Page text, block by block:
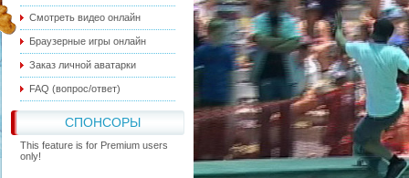
Смотреть видео онлайн
Браузерные игры онлайн
Заказ личной аватарки
FAQ (вопрос/ответ)
СПОНСОРЫ
This feature is for Premium users
only!